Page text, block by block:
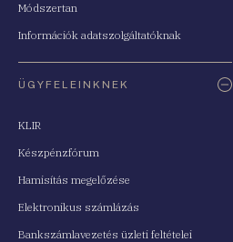
Módszertan
Információk adatszolgáltatóknak
ÜGYFELEINKNEK
KLIR
Készpénzfórum
Hamisítás megelőzése
Elektronikus számlázás
Bankszámlavezetés üzleti feltételei